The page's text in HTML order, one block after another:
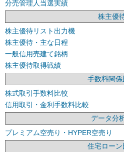
分売管理人当選実績
株主優
株主優待リスト出力機
株主優待・主な日程
一般信用売建て銘柄
株主優待取得戦績
手数料関係
株式取引手数料比較
信用取引・金利手数料比較
データ分
プレミアム空売り・HYPER空売り
住宅ローン